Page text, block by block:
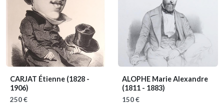
CARJAT Étienne (1828 -
1906)
250 €
ALOPHE Marie Alexandre
(1811 - 1883)
150 €